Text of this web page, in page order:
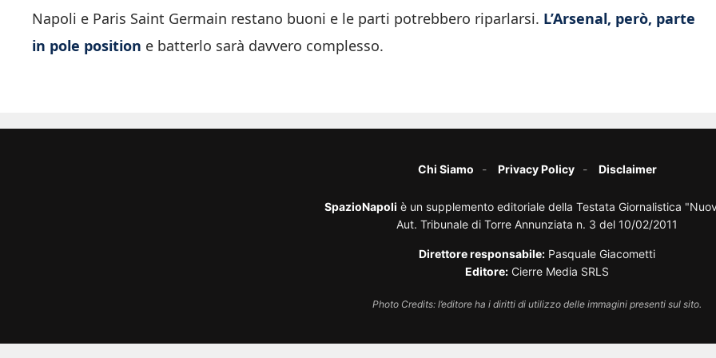
Napoli e Paris Saint Germain restano buoni e le parti potrebbero riparlarsi. L’Arsenal, però, parte
in pole position e batterlo sarà davvero complesso.
Chi Siamo Privacy Policy Disclaimer
SpazioNapoli è un supplemento editoriale della Testata Giornalistica
Aut. Tribunale di Torre Annunziata n. 3 del 10/02/2011
Direttore responsabile: Pasquale Giacometti
Editore: Cierre Media SRLS
Photo Credits: l’editore ha i diritti di utilizzo delle immagini presenti sul sito.